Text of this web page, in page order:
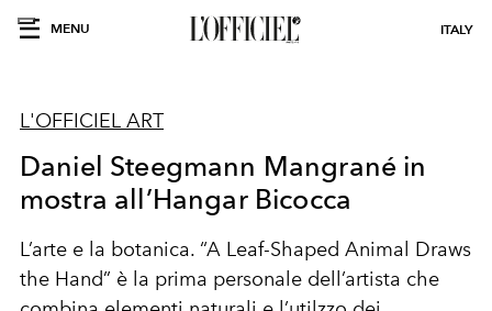
MENU ITALY
L'OFFICIEL ART
Daniel Steegmann Mangrané in
mostra all’Hangar Bicocca
L’arte e la botanica. “A Leaf-Shaped Animal Draws
the Hand” è la prima personale dell’artista che